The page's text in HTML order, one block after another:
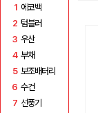
1 에코백
2 텀블러
3 우산
4 부채
5 보조배터리
6 수건
7 선풍기